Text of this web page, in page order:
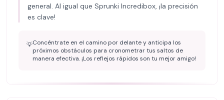
general. Al igual que Sprunki Incredibox, ¡la precisión
es clave!
💡Concéntrate en el camino por delante y anticipa los
próximos obstáculos para cronometrar tus saltos de
manera efectiva. ¡Los reflejos rápidos son tu mejor amigo!